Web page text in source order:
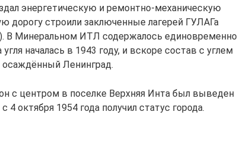
энергетическую и ремонтно-механическую
дорогу строили заключенные лагерей ГУЛАГа
В Минеральном ИТЛ содержалось единовременно
началась в 1943 году, и вскоре состав с углем
Ленинград.
с центром в поселке Верхняя Инта был выведен
4 октября 1954 года получил статус города.